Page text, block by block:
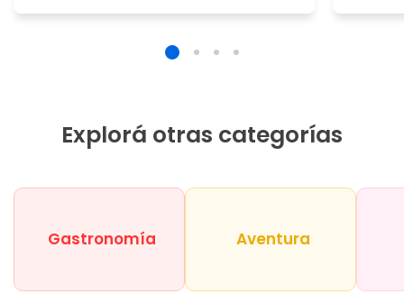
Explorá otras categorías
Gastronomía Aventura